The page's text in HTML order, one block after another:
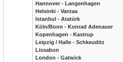
Hannover - Langenhagen
Helsinki - Vantaa
Istanbul - Atatürk
Köln/Bonn - Konrad Adenauer
Kopenhagen - Kastrup
Leipzig / Halle - Schkeuditz
Lissabon
London - Gatwick